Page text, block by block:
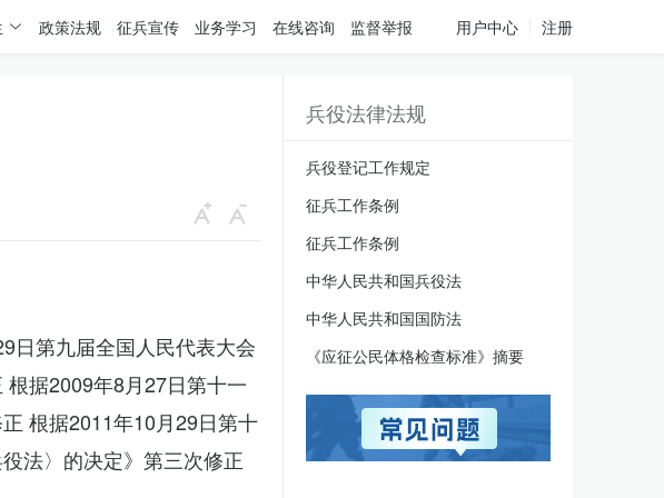
政策法规 征兵宣传 业务学习 在线咨询 监督举报 用户中心 注册
日第九届全国人民代表大会
据2009年8月27日第十一
根据2011年10月29日第十
法〉的决定》第三次修正
兵役法律法规
兵役登记工作规定
征兵工作条例
征兵工作条例
中华人民共和国兵役法
中华人民共和国国防法
《应征公民体格检查标准》摘要